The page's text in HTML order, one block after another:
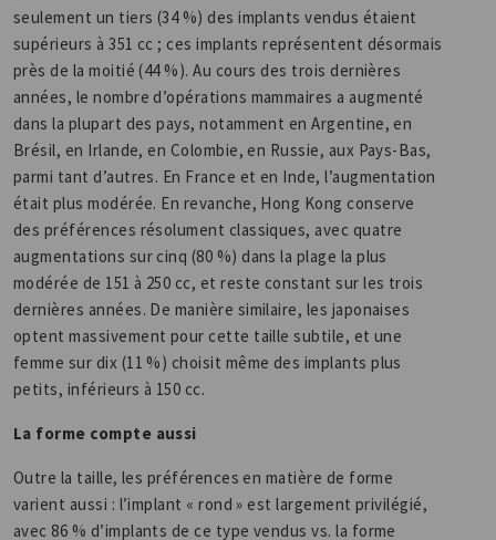
seulement un tiers (34 %) des implants vendus étaient
supérieurs à 351 cc ; ces implants représentent désormais
près de la moitié (44 %). Au cours des trois dernières
années, le nombre d’opérations mammaires a augmenté
dans la plupart des pays, notamment en Argentine, en
Brésil, en Irlande, en Colombie, en Russie, aux Pays-Bas,
parmi tant d’autres. En France et en Inde, l’augmentation
était plus modérée. En revanche, Hong Kong conserve
des préférences résolument classiques, avec quatre
augmentations sur cinq (80 %) dans la plage la plus
modérée de 151 à 250 cc, et reste constant sur les trois
dernières années. De manière similaire, les japonaises
optent massivement pour cette taille subtile, et une
femme sur dix (11 %) choisit même des implants plus
petits, inférieurs à 150 cc.
La forme compte aussi
Outre la taille, les préférences en matière de forme
varient aussi : l’implant « rond » est largement privilégié,
avec 86 % d’implants de ce type vendus vs. la forme